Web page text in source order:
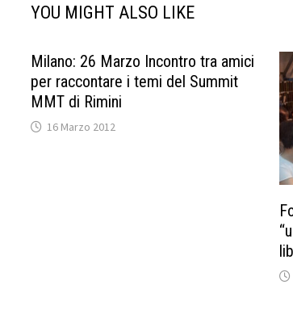
YOU MIGHT ALSO LIKE
Milano: 26 Marzo Incontro tra amici
per raccontare i temi del Summit
MMT di Rimini
16 Marzo 2012